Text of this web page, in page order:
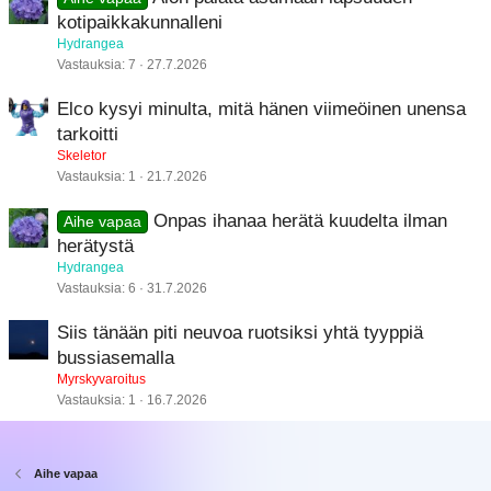
kotipaikkakunnalleni
Hydrangea
Vastauksia 7 27.7.2026
Elco kysyi minulta, mitä hänen viimeöinen unensa
tarkoitti
Skeletor
Vastauksia 1 21.7.2026
Aihe vapaa
Onpas ihanaa herätä kuudelta ilman
herätystä
Hydrangea
Vastauksia 6 31.7.2026
Siis tänään piti neuvoa ruotsiksi yhtä tyyppiä
bussiasemalla
Myrskyvaroitus
Vastauksia 1 16.7.2026
Aihe vapaa